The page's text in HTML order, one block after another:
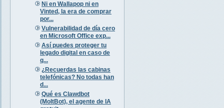
Ni en Wallapop ni en
Vinted, la era de comprar
por...
Vulnerabilidad de día cero
en Microsoft Office exp...
Así puedes proteger tu
legado digital en caso de
q...
¿Recuerdas las cabinas
telefónicas? No todas han
d...
Qué es Clawdbot
(MoltBot), el agente de IA